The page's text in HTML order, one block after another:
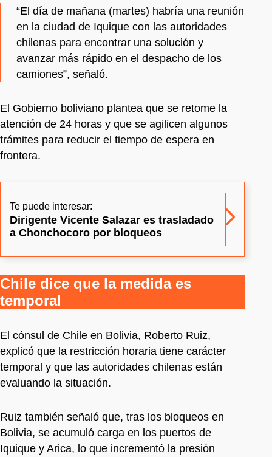
“El día de mañana (martes) habría una reunión
en la ciudad de Iquique con las autoridades
chilenas para encontrar una solución y
avanzar más rápido en el despacho de los
camiones”, señaló.
El Gobierno boliviano plantea que se retome la
atención de 24 horas y que se agilicen algunos
trámites para reducir el tiempo de espera en
frontera.
Te puede interesar:
Dirigente Vicente Salazar es trasladado
a Chonchocoro por bloqueos
Chile dice que la medida es
temporal
El cónsul de Chile en Bolivia, Roberto Ruiz,
explicó que la restricción horaria tiene carácter
temporal y que las autoridades chilenas están
evaluando la situación.
Ruiz también señaló que, tras los bloqueos en
Bolivia, se acumuló carga en los puertos de
Iquique y Arica, lo que incrementó la presión